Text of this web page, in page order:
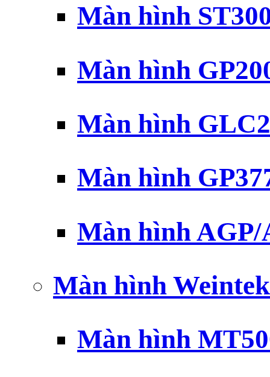
Màn hình
Màn hình
Màn hình
Màn hình
Màn hình AGP/
Màn hình
Màn hình